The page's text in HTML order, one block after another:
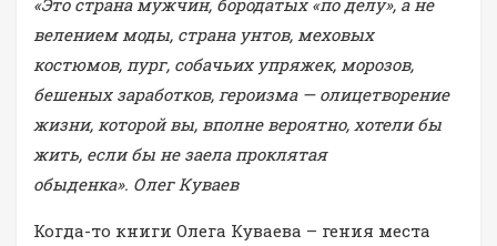
«Это страна мужчин, бородатых «по делу», а не
велением моды, страна унтов, меховых
костюмов, пург, собачьих упряжек, морозов,
бешеных заработков, героизма — олицетворение
жизни, которой вы, вполне вероятно, хотели бы
жить, если бы не заела проклятая
обыденка». Олег Куваев
Когда-то книги Олега Куваева – гения места